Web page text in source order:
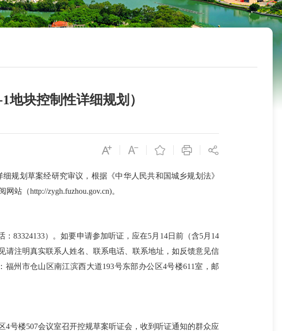
地块控制性详细规划）
细规划 草案经研究审议，根据《中华人民共和国城乡规划法》
网站（http://zygh.fuzhou.gov.cn)。
：83324133）。如要申请参加听证，应在5月14日前（含5月14
请注明真实联系人姓名、联系电话、联系地址，如反馈意见信
州市仓山区南江滨西大道193号东部办公区4号楼611室，邮
4号楼507会议室召开控规草案听证会，收到听证通知的群众应